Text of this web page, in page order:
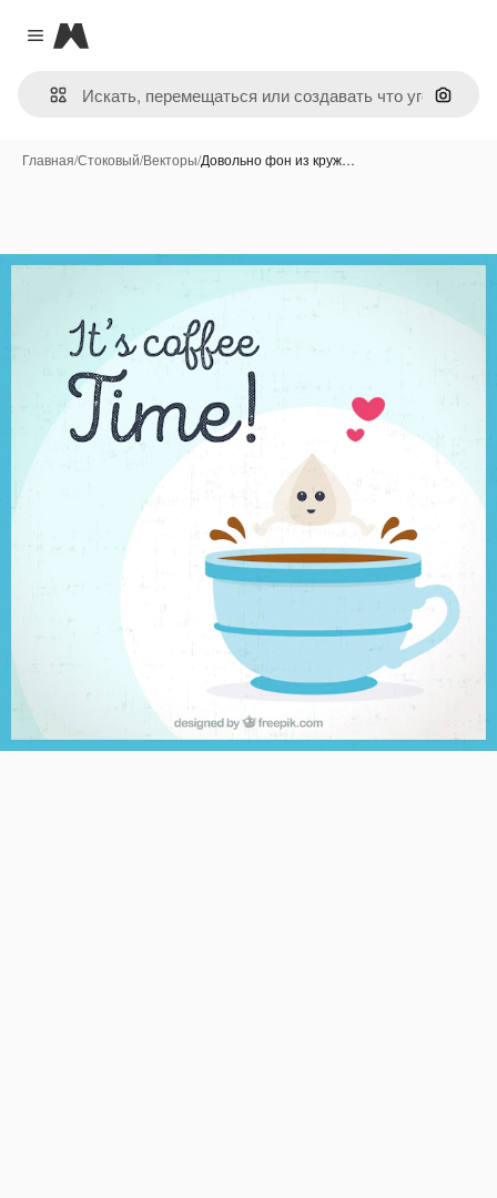
Close menu
Magnific
Поиск
Главная/Стоковый/Векторы/Довольно фон из круж…